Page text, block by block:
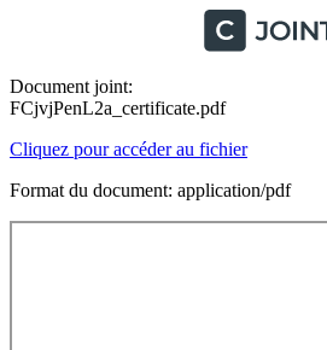
Document joint:
FCjvjPenL2a_certificate.pdf
Cliquez pour accéder au fichier
Format du document: application/pdf